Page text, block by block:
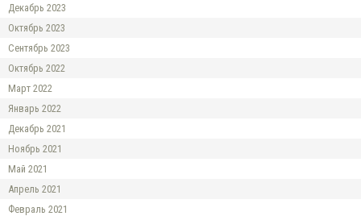
Декабрь 2023
Октябрь 2023
Сентябрь 2023
Октябрь 2022
Март 2022
Январь 2022
Декабрь 2021
Ноябрь 2021
Май 2021
Апрель 2021
Февраль 2021